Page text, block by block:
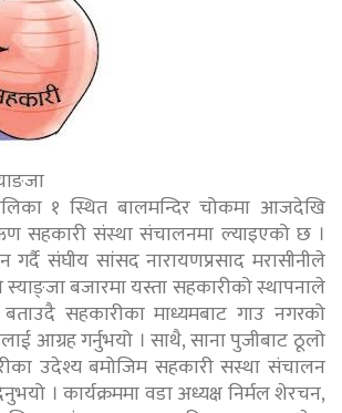
१ स्थित बालमन्दिर चोकमा आजदेखि
सहकारी संस्था संचालनमा ल्याइएको छ ।
गर्दै संघीय सांसद नारायणप्रसाद मरासीनीले
बजारमा यस्ता सहकारीको स्थापनाले
सहकारीका माध्यमबाट गाउ नगरको
आग्रह गर्नुभयो । साथै, साना पुजीबाट ठूलो
उदेश्य बमोजिम सहकारी सस्था संचालन
। कार्यक्रममा वडा अध्यक्ष निर्मल शेरचन,